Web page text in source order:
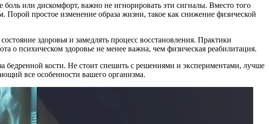
или дискомфорт, важно не игнорировать эти сигналы. Вместо того
Порой простое изменение образа жизни, такое как снижение физической
здоровья и замедлять процесс восстановления. Практики
о психическом здоровье не менее важна, чем физическая реабилитация.
бедренной кости. Не стоит спешить с решениями и экспериментами, лучше
все особенности вашего организма.